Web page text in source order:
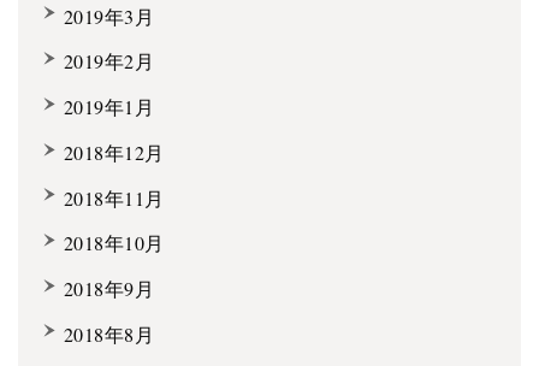
2019年3月
2019年2月
2019年1月
2018年12月
2018年11月
2018年10月
2018年9月
2018年8月